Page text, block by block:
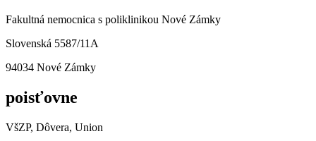
Fakultná nemocnica s poliklinikou Nové Zámky
Slovenská 5587/11A
94034 Nové Zámky
poisťovne
VšZP, Dôvera, Union